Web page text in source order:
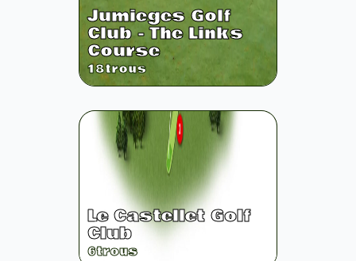
Jumieges Golf
Club - The Links
Course
18trous
Le Castellet Golf
Club
6trous